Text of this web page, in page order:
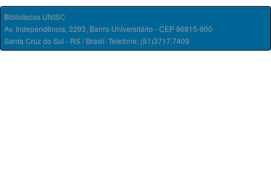
Bibliotecas UNISC
Av. Independência, 2293, Bairro Universitário - CEP 96815-900
Santa Cruz do Sul - RS / Brasil. Telefone: (51)3717.7409